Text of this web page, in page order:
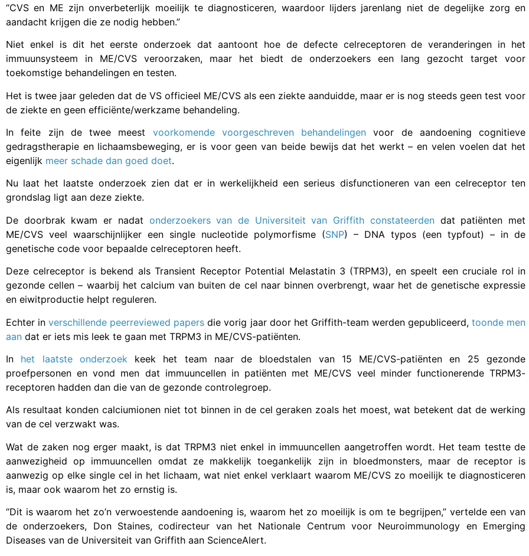
“CVS en ME zijn onverbeterlijk moeilijk te diagnosticeren, waardoor lijders jarenlang niet de degelijke zorg en
aandacht krijgen die ze nodig hebben.”
Niet enkel is dit het eerste onderzoek dat aantoont hoe de defecte celreceptoren de veranderingen in het
immuunsysteem in ME/CVS veroorzaken, maar het biedt de onderzoekers een lang gezocht target voor
toekomstige behandelingen en testen.
Het is twee jaar geleden dat de VS officieel ME/CVS als een ziekte aanduidde, maar er is nog steeds geen test voor
de ziekte en geen efficiënte/werkzame behandeling.
In feite zijn de twee meest voorkomende voorgeschreven behandelingenvoor de aandoening cognitieve
gedragstherapie en lichaamsbeweging, er is voor geen van beide bewijs dat het werkt – en velen voelen dat het
eigenlijk meer schade dan goed doet.
Nu laat het laatste onderzoek zien dat er in werkelijkheid een serieus disfunctioneren van een celreceptor ten
grondslag ligt aan deze ziekte.
De doorbrak kwam er nadat onderzoekers van de Universiteit van Griffith constateerden dat patiënten met
ME/CVS veel waarschijnlijker een single nucleotide polymorfisme (SNP) – DNA typos (een typfout) – in de
genetische code voor bepaalde celreceptoren heeft.
Deze celreceptor is bekend als Transient Receptor Potential Melastatin 3 (TRPM3), en speelt een cruciale rol in
gezonde cellen – waarbij het calcium van buiten de cel naar binnen overbrengt, waar het de genetische expressie
en eiwitproductie helpt reguleren.
Echter inverschillende peerreviewed papersdie vorig jaar door het Griffith-team werden gepubliceerd, toonde men
aan dat er iets mis leek te gaan met TRPM3 in ME/CVS-patiënten.
In het laatste onderzoek keek het team naar de bloedstalen van 15 ME/CVS-patiënten en 25 gezonde
proefpersonen en vond men dat immuuncellen in patiënten met ME/CVS veel minder functionerende TRPM3-
receptoren hadden dan die van de gezonde controlegroep.
Als resultaat konden calciumionen niet tot binnen in de cel geraken zoals het moest, wat betekent dat de werking
van de cel verzwakt was.
Wat de zaken nog erger maakt, is dat TRPM3 niet enkel in immuuncellen aangetroffen wordt. Het team testte de
aanwezigheid op immuuncellen omdat ze makkelijk toegankelijk zijn in bloedmonsters, maar de receptor is
aanwezig op elke single cel in het lichaam, wat niet enkel verklaart waarom ME/CVS zo moeilijk te diagnosticeren
is, maar ook waarom het zo ernstig is.
“Dit is waarom het zo’n verwoestende aandoening is, waarom het zo moeilijk is om te begrijpen,” vertelde een van
de onderzoekers, Don Staines, codirecteur van het Nationale Centrum voor Neuroimmunology en Emerging
Diseases van de Universiteit van Griffith aan ScienceAlert.